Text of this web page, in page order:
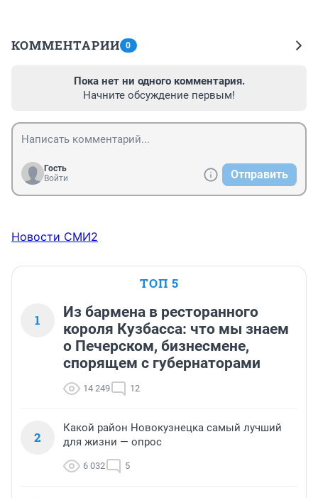
КОММЕНТАРИИ 0
Пока нет ни одного комментария.
Начните обсуждение первым!
Гость
Войти
Отправить
Новости СМИ2
ТОП 5
1
Из бармена в ресторанного
короля Кузбасса: что мы знаем
о Печерском, бизнесмене,
спорящем с губернаторами
14 249 12
2
Какой район Новокузнецка самый лучший
для жизни — опрос
6 032 5